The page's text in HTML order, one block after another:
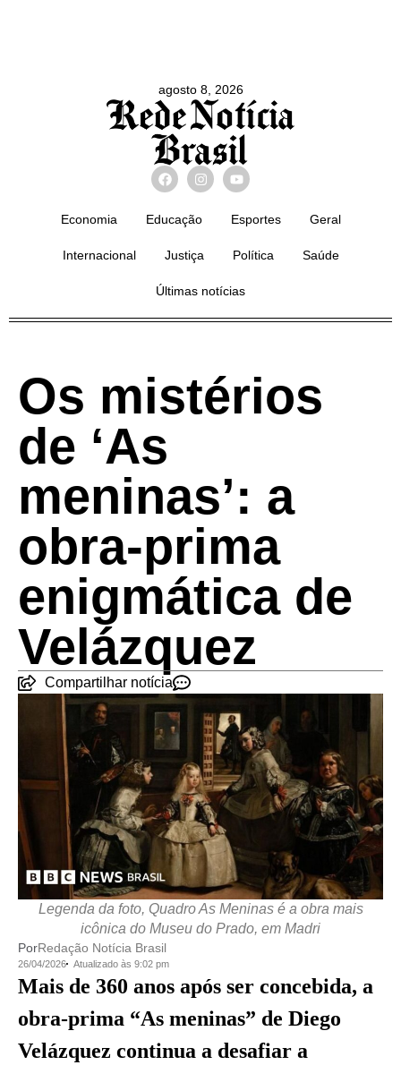
agosto 8, 2026
Economia Educação Esportes Geral
Internacional Justiça Política Saúde
Últimas notícias
Os mistérios
de ‘As
meninas’: a
obra-prima
enigmática de
Velázquez
Compartilhar notícia
Legenda da foto, Quadro As Meninas é a obra mais
icônica do Museu do Prado, em Madri
PorRedação Notícia Brasil
26/04/2026 Atualizado às 9:02 pm
Mais de 360 anos após ser concebida, a
obra-prima “As meninas” de Diego
Velázquez continua a desafiar a